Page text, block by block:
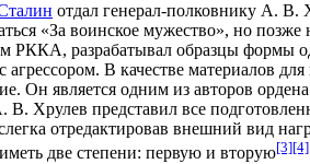
отдал генерал-полковнику А. В.
«За воинское мужество», но позже
РККА, разрабатывал образцы формы
В качестве материалов
Он является одним из авторов
В. Хрулев представил все
отредактировав внешний вид
две степени: первую и вторую[3][4]